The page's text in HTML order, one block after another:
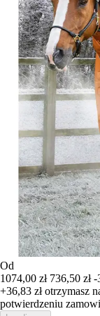
Od
1074,00 zł 736,50 zł -
+36,83 złotrzymasz
potwierdzeniu